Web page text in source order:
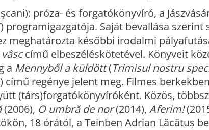
próza- és forgatókönyvíró, a
programigazgatója. Saját bevallása
meghatározta későbbi irodalmi
című elbeszéléskötetével. Könyveit
a Mennyből a küldött(Trimisul nostru
regénye jelent meg. Filmes
(társ)forgatókönyvíróként. Közös,
(2006), O umbră de nor(2014), Aferim!
18 órától, a Teinben Adrian Lăcătuș